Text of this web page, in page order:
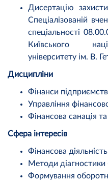
Дисертацію
Спеціалізованій
спеціальності
Київського
університету ім. В.
Дисципліни
Фінанси підприємств
Управління
Фінансова санація
Сфера інтересів
Фінансова
Методи діагностики
Формування